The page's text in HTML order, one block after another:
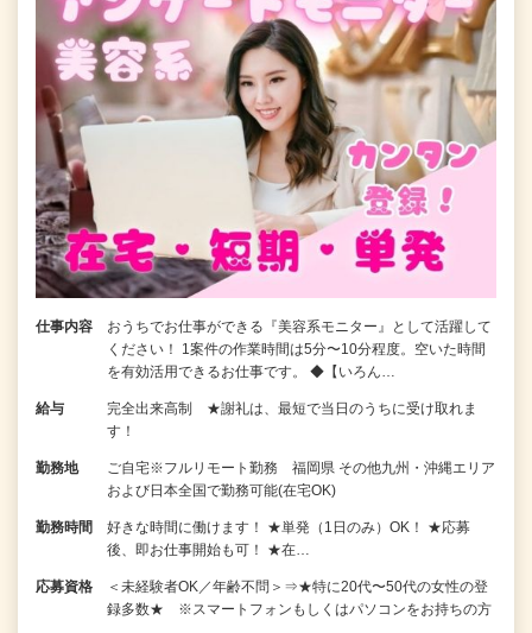
仕事内容
おうちでお仕事ができる『美容系モニター』として活躍して
ください！ 1案件の作業時間は5分〜10分程度。空いた時間
を有効活用できるお仕事です。 ◆【いろん…
給与
完全出来高制 ★謝礼は、最短で当日のうちに受け取れま
す！
勤務地
ご自宅※フルリモート勤務 福岡県 その他九州・沖縄エリア
および日本全国で勤務可能(在宅OK)
勤務時間
好きな時間に働けます！ ★単発（1日のみ）OK！ ★応募
後、即お仕事開始も可！ ★在…
応募資格
＜未経験者OK／年齢不問＞⇒★特に20代〜50代の女性の登
録多数★ ※スマートフォンもしくはパソコンをお持ちの方